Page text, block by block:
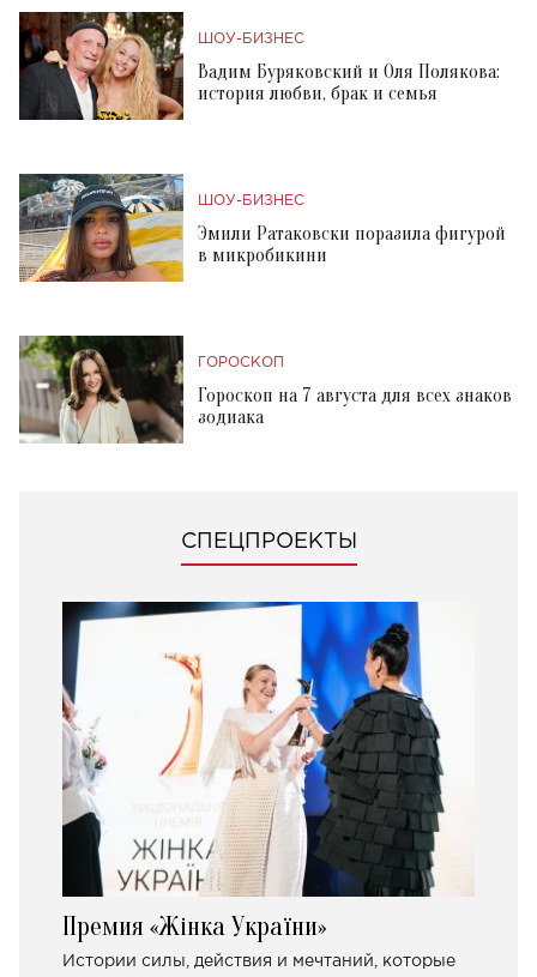
ШОУ-БИЗНЕС
Вадим Буряковский и Оля Полякова:
история любви, брак и семья
ШОУ-БИЗНЕС
Эмили Ратаковски поразила фигурой
в микробикини
ГОРОСКОП
Гороскоп на 7 августа для всех знаков
зодиака
СПЕЦПРОЕКТЫ
Премия «Жінка України»
Истории силы, действия и мечтаний, которые